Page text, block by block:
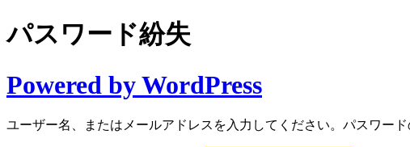
パスワード紛失
Powered by WordPress
ユーザー名、またはメールアドレスを入力してください。パスワー